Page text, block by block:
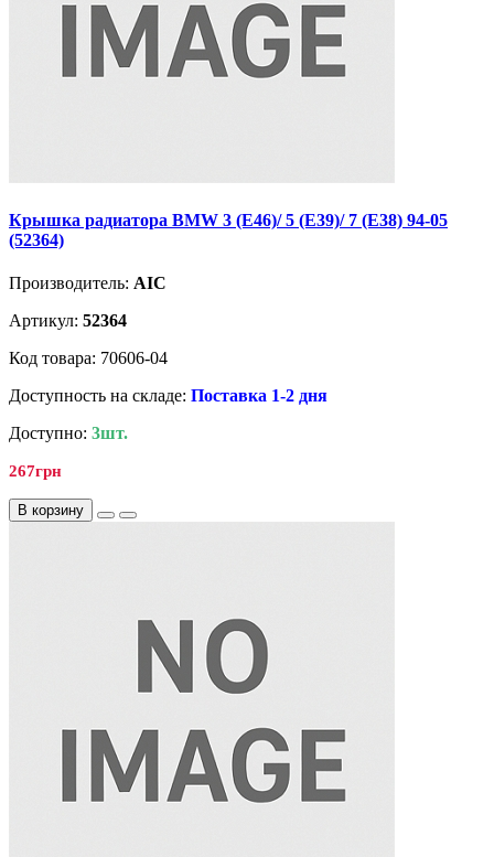
Крышка радиатора BMW 3 (E46)/ 5 (E39)/ 7 (E38) 94-05
(52364)
Производитель: AIC
Артикул: 52364
Код товара: 70606-04
Доступность на складе: Поставка 1-2 дня
Доступно: 3шт.
267грн
В корзину